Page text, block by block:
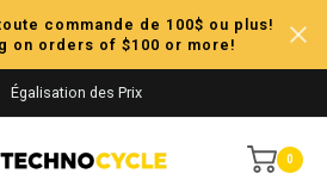
commande de 100$ ou plus!
on orders of $100 or more!
Égalisation des Prix
0